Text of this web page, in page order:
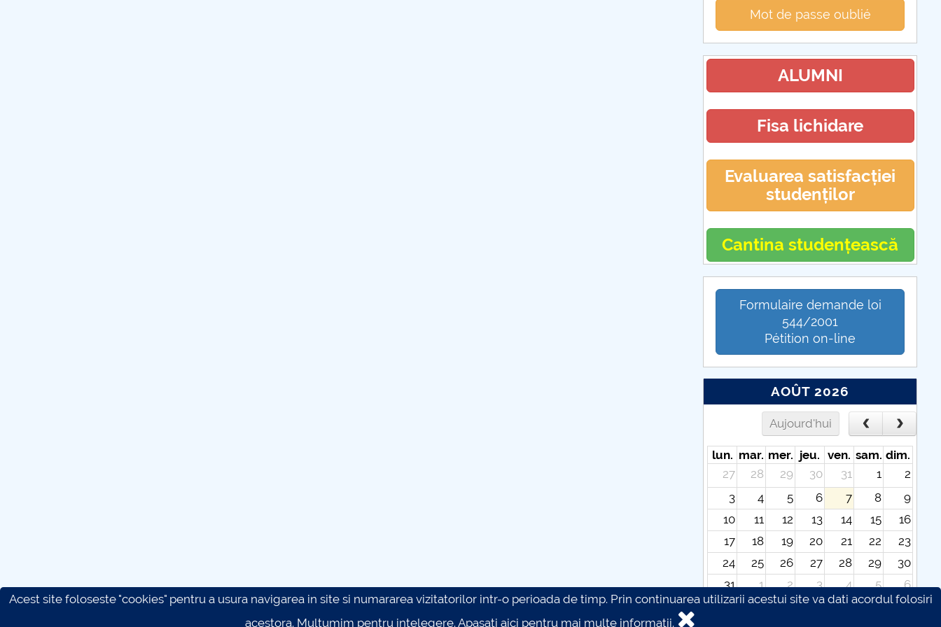
Mot de passe oublié
ALUMNI
Fisa lichidare
Evaluarea satisfacției
studenților
Cantina studențească
Formulaire demande loi
544/2001
Pétition on-line
AOÛT 2026
Aujourd'hui
lun. mar. mer. jeu. ven. sam. dim.
27
28 29 30 31 1
2
3
4 5 6 7 8
9
10
11 12 13 14 15
16
17
18 19 20 21 22
23
24
25 26 27 28 29
30
31
1 2 3 4 5
6
Acest site foloseste "cookies" pentru a usura navigarea in site si numararea vizitatorilor intr-o perioada de timp. Prin continuarea utilizarii acestui site va dati acordul folosiri
acestora. Multumim pentru intelegere.Apasati aici pentru mai multe informatii.